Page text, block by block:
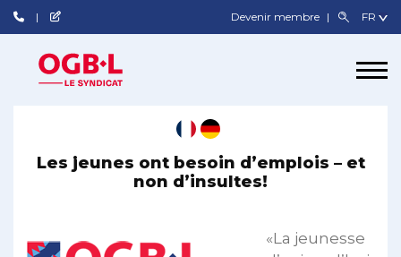
Devenir membre
Les jeunes ont besoin d’emplois – et
non d’insultes!
«La jeunesse